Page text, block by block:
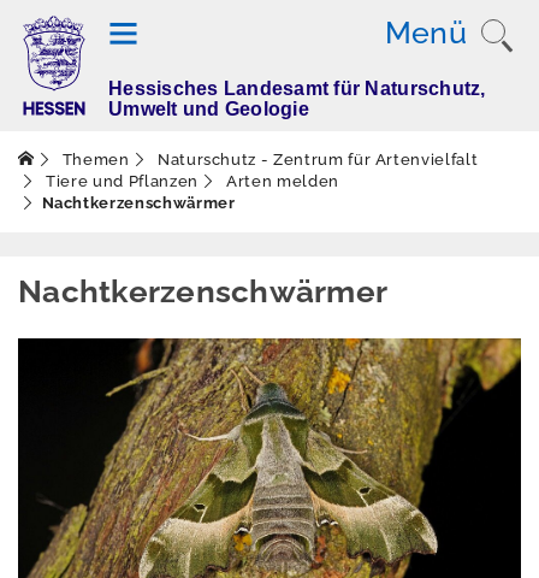
Menü
T
e
m
e
Altlasten
Elektromagnetisch
e Felder / Licht
Erschütterungen
Hessisches Landesamt für Naturschutz,
Umwelt und Geologie
Themen
Naturschutz - Zentrum für Artenvielfalt
Tiere und Pflanzen
Arten melden
Nachtkerzenschwärmer
Nachtkerzenschwärmer